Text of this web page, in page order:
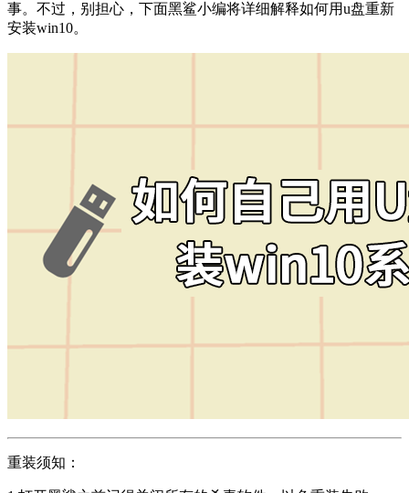
事。不过，别担心，下面黑鲨小编将详细解释如何用u盘重新
安装win10。
重装须知：